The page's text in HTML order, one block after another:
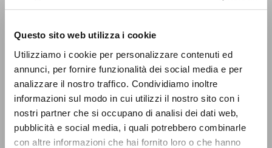
Questo sito web utilizza i cookie
Utilizziamo i cookie per personalizzare contenuti ed
annunci, per fornire funzionalità dei social media e per
analizzare il nostro traffico. Condividiamo inoltre
informazioni sul modo in cui utilizzi il nostro sito con i
nostri partner che si occupano di analisi dei dati web,
pubblicità e social media, i quali potrebbero combinarle
con altre informazioni che hai fornito loro o che hanno
Agnelo Geraldo MajellaPreface
de Oliveira Paulo Afonso E.Translator
Drumond de Assis MargaridaProof-reader
Giussani Luigi Author
Santana Alberto IsabellaProof-reader
0RESULTS FOUND